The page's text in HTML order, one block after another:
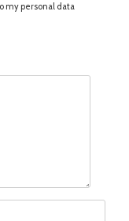
my personal data